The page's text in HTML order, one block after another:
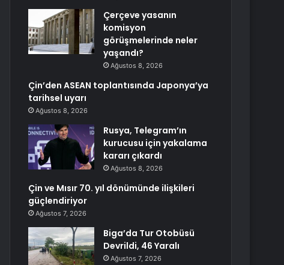
Çerçeve yasanın
komisyon
görüşmelerinde neler
yaşandı?
Ağustos 8, 2026
Çin’den ASEAN toplantısında Japonya’ya
tarihsel uyarı
Ağustos 8, 2026
Rusya, Telegram’ın
kurucusu için yakalama
kararı çıkardı
Ağustos 8, 2026
Çin ve Mısır 70. yıl dönümünde ilişkileri
güçlendiriyor
Ağustos 7, 2026
Biga’da Tur Otobüsü
Devrildi, 46 Yaralı
Ağustos 7, 2026